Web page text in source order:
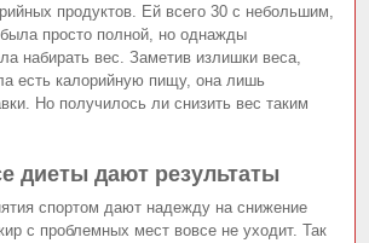
продуктов. Ей всего 30 с небольшим,
просто полной, но однажды
набирать вес. Заметив излишки веса,
есть калорийную пищу, она лишь
Но получилось ли снизить вес таким
диеты дают результаты
спортом дают надежду на снижение
с проблемных мест вовсе не уходит. Так